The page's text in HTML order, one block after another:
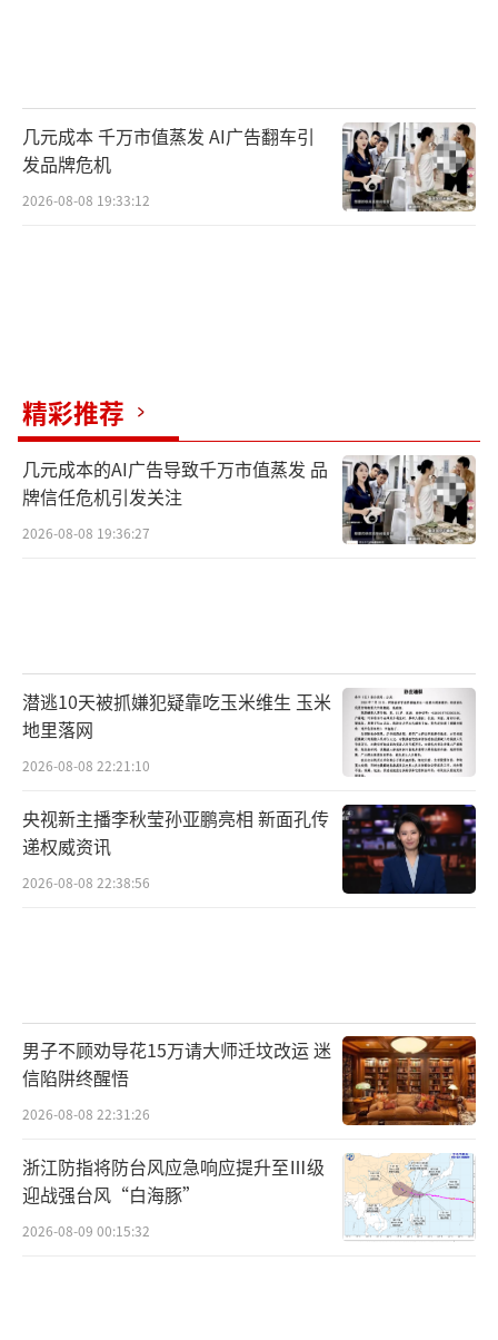
几元成本 千万市值蒸发 AI广告翻车引
发品牌危机
2026-08-08 19:33:12
精彩推荐
几元成本的AI广告导致千万市值蒸发 品
牌信任危机引发关注
2026-08-08 19:36:27
潜逃10天被抓嫌犯疑靠吃玉米维生 玉米
地里落网
2026-08-08 22:21:10
央视新主播李秋莹孙亚鹏亮相 新面孔传
递权威资讯
2026-08-08 22:38:56
男子不顾劝导花15万请大师迁坟改运 迷
信陷阱终醒悟
2026-08-08 22:31:26
浙江防指将防台风应急响应提升至Ⅲ级
迎战强台风“白海豚”
2026-08-09 00:15:32